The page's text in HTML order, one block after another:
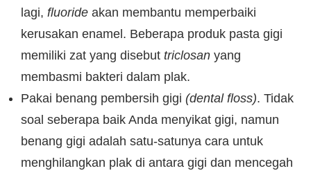
lagi, fluoride akan membantu memperbaiki
kerusakan enamel. Beberapa produk pasta gigi
memiliki zat yang disebut triclosan yang
membasmi bakteri dalam plak.
Pakai benang pembersih gigi (dental floss). Tidak
soal seberapa baik Anda menyikat gigi, namun
benang gigi adalah satu-satunya cara untuk
menghilangkan plak di antara gigi dan mencegah